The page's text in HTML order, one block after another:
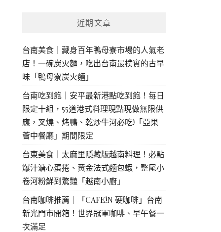
近期文章
台南美食｜藏身百年鴨母寮市場的人氣老
店！一碗炭火麵，吃出台南最樸實的古早
味「鴨母寮炭火麵」
台南吃到飽｜安平最新港點吃到飽！每日
限定十組，55道港式料理現點現做無限供
應，叉燒、烤鴨、乾炒牛河必吃!「亞果
薈中餐廳」期間限定
台東美食｜太麻里隱藏版越南料理！必點
爆汁溏心蛋捲、黃金法式麵包蝦，整尾小
卷河粉鮮到驚豔「越南小廚」
台南咖啡推薦｜「CAFE!N 硬咖啡」台南
新光門市開箱！世界冠軍咖啡、早午餐一
次滿足